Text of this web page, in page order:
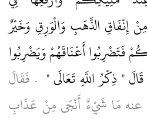
الذَّهَبِ وَالْوَرِقِ وَخَيْرٌ
فَتَضْرِبُوا أَعْنَاقَهُمْ وَيَضْرِبُوا
‏"‏ ذِكْرُ اللَّهِ تَعَالَى ‏" ‏ ‏.‏ فَقَالَ
عنه مَا شَيْءٌ أَنْجَى مِنْ عَذَابِ